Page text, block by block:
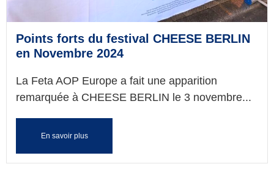
Points forts du festival CHEESE BERLIN
en Νovembre 2024
La Feta AOP Europe a fait une apparition
remarquée à CHEESE BERLIN le 3 novembre...
En savoir plus